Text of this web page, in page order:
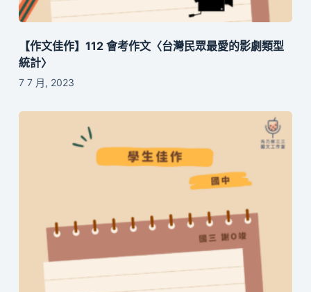
【作文佳作】112 會考作文〈台灣民眾最愛的影劇類型
統計〉
7 7 月, 2023